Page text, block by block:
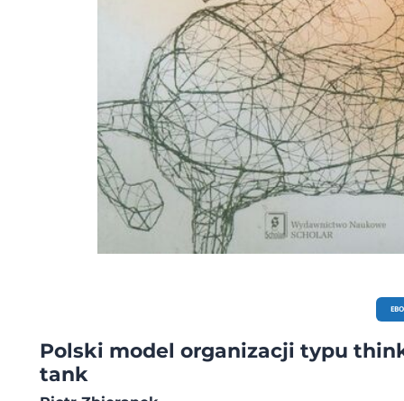
Polski model organizacji typu
tank